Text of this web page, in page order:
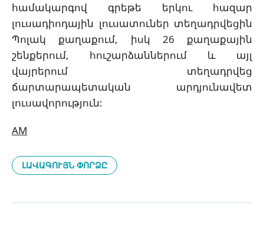
համակարգով գրեթե երկու հազար
լուսադիոդային լուսատուներ տեղադրվեցին
Պոլակ քաղաքում, իսկ 26 քաղաքային
շենքերում, հուշարձաններում և այլ
վայրերում տեղադրվեց
ճարտարապետական արդյունավետ
լուսավորություն:
AM
ԼԱՎԱԳՈՒՅՆ ՓՈՐՁԸ